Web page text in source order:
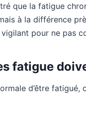
que la fatigue
à la différence
pour ne pas
fatigue
d’être